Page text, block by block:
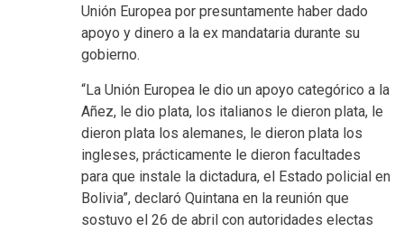
Unión Europea por presuntamente haber dado
apoyo y dinero a la ex mandataria durante su
gobierno.
“La Unión Europea le dio un apoyo categórico a la
Añez, le dio plata, los italianos le dieron plata, le
dieron plata los alemanes, le dieron plata los
ingleses, prácticamente le dieron facultades
para que instale la dictadura, el Estado policial en
Bolivia”, declaró Quintana en la reunión que
sostuvo el 26 de abril con autoridades electas